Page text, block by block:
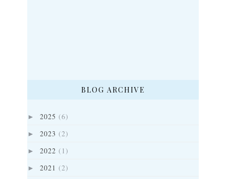
BLOG ARCHIVE
► 2025 (6)
► 2023 (2)
► 2022 (1)
► 2021 (2)